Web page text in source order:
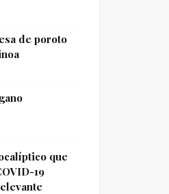
de poroto
que
19